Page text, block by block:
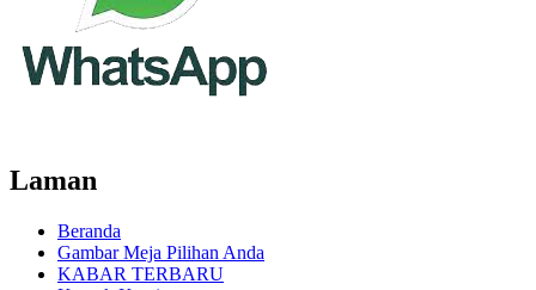
Laman
Beranda
Gambar Meja Pilihan Anda
KABAR TERBARU